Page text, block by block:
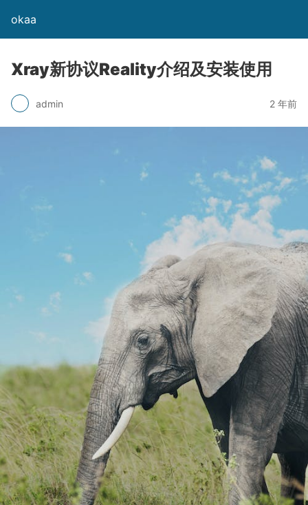
okaa
Xray新协议Reality介绍及安装使用
admin 2 年前